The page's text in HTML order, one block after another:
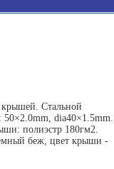
крышей. Стальной
50×2.0mm, dia40×1.5mm.
полиэстр 180гм2.
беж, цвет крыши -